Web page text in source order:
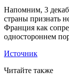
Напомним, 3
страны признать
Франция как
одностороннем
Источник
Читайте также